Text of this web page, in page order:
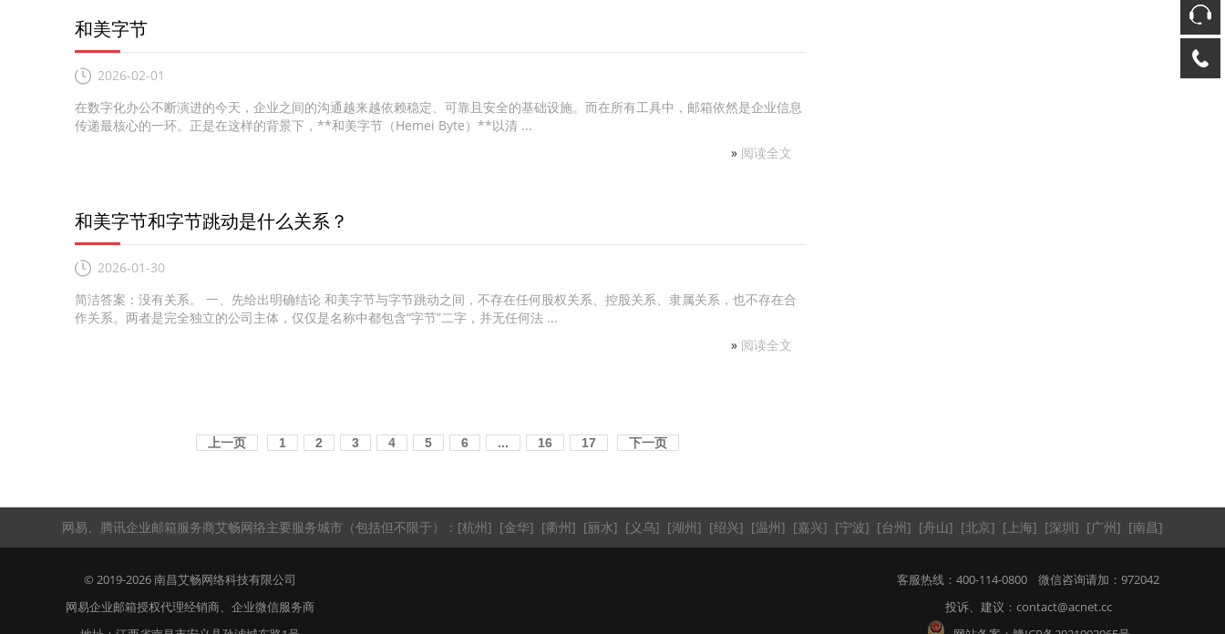
和美字节
2026-02-01
在数字化办公不断演进的今天，企业之间的沟通越来越依赖稳定、可靠且安全的基础设施。而在所有工具中，邮箱依然是企业信息
传递最核心的一环。正是在这样的背景下，**和美字节（Hemei Byte）**以清 ...
» 阅读全文
和美字节和字节跳动是什么关系？
2026-01-30
简洁答案：没有关系。 一、先给出明确结论 和美字节与字节跳动之间，不存在任何股权关系、控股关系、隶属关系，也不存在合
作关系。两者是完全独立的公司主体，仅仅是名称中都包含“字节”二字，并无任何法 ...
» 阅读全文
上一页 1 2 3 4 5 6 ... 16 17 下一页
网易、腾讯企业邮箱服务商艾畅网络主要服务城市（包括但不限于）： [杭州] [金华] [衢州] [丽水] [ 义乌] [湖州] [绍兴] [温州] [嘉兴] [宁波] [台州] [舟山] [北京] [ 上海] [深圳] [广州] [南昌]
© 2019-2026南昌艾畅网络科技有限公司
网易企业邮箱授权代理经销商、 企业微信服务商
客服热线：400-114-0800 微信咨询请加：972042
投诉、建议：contact@acnet.cc